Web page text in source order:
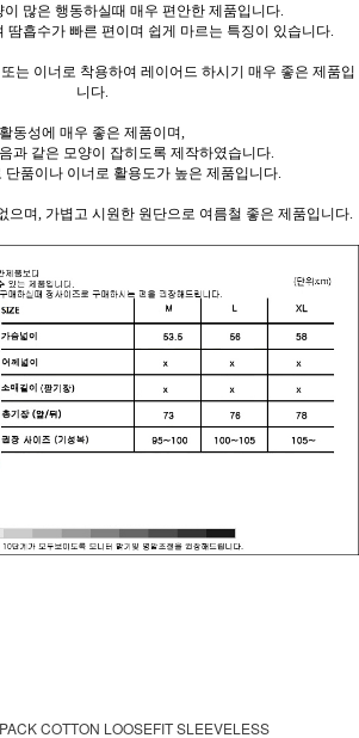
많은 행동하실때 매우 편안한 제품입니다.
땀흡수가 빠른 편이며 쉽게 마르는 특징이 있습니다.
는 이너로 착용하여 레이어드 하시기 매우 좋은 제품입
니다.
활동성에 매우 좋은 제품이며,
과 같은 모양이 잡히도록 제작하였습니다.
단품이나 이너로 활용도가 높은 제품입니다.
으며, 가볍고 시원한 원단으로 여름철 좋은 제품입니다.
COTTON LOOSEFIT SLEEVELESS